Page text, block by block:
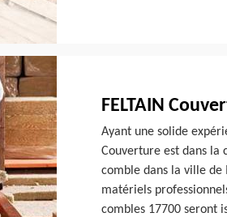
FELTAIN
Ayant une solide
Couverture est dans la
comble dans la ville
matériels
combles 17700 seront